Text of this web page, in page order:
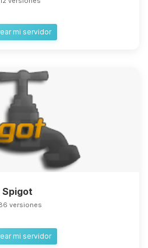
mi servidor
Spigot
versiones
mi servidor